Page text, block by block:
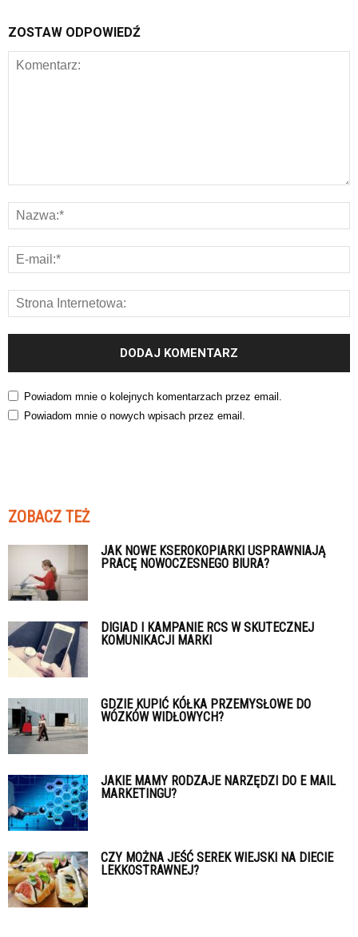
ZOSTAW ODPOWIEDŹ
Powiadom mnie o kolejnych komentarzach przez email.
Powiadom mnie o nowych wpisach przez email.
ZOBACZ TEŻ
JAK NOWE KSEROKOPIARKI USPRAWNIAJĄ
PRACĘ NOWOCZESNEGO BIURA?
DIGIAD I KAMPANIE RCS W SKUTECZNEJ
KOMUNIKACJI MARKI
GDZIE KUPIĆ KÓŁKA PRZEMYSŁOWE DO
WÓZKÓW WIDŁOWYCH?
JAKIE MAMY RODZAJE NARZĘDZI DO E MAIL
MARKETINGU?
CZY MOŻNA JEŚĆ SEREK WIEJSKI NA DIECIE
LEKKOSTRAWNEJ?